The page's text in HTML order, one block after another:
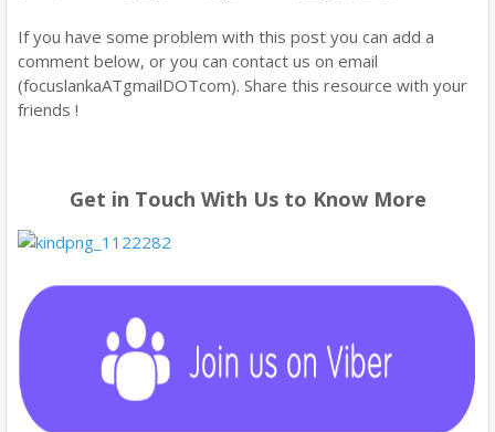
If you have some problem with this post you can add a
comment below, or you can contact us on email
(focuslankaATgmailDOTcom). Share this resource with your
friends !
Get in Touch With Us to Know More